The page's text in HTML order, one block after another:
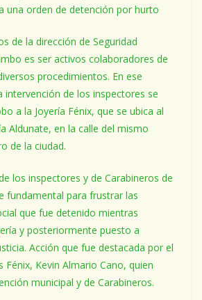
una orden de detención por hurto
de la dirección de Seguridad
es ser activos colaboradores de
procedimientos. En ese
intervención de los inspectores se
a la Joyería Fénix, que se ubica al
Aldunate, en la calle del mismo
de la ciudad.
los inspectores y de Carabineros de
fundamental para frustrar las
que fue detenido mientras
y posteriormente puesto a
Acción que fue destacada por el
Fénix, Kevin Almario Cano, quien
municipal y de Carabineros.